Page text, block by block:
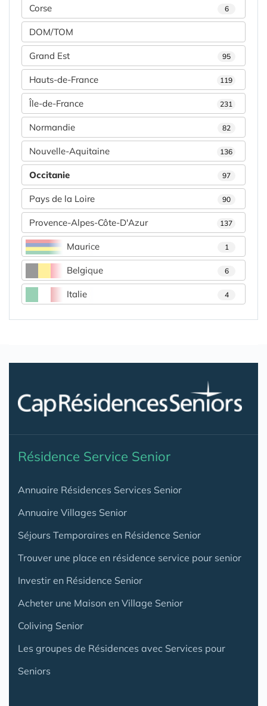
Corse 6
DOM/TOM
Grand Est 95
Hauts-de-France 119
Île-de-France 231
Normandie 82
Nouvelle-Aquitaine 136
Occitanie 97
Pays de la Loire 90
Provence-Alpes-Côte-D'Azur 137
Maurice 1
Belgique 6
Italie 4
Résidence Service Senior
Annuaire Résidences Services Senior
Annuaire Villages Senior
Séjours Temporaires en Résidence Senior
Trouver une place en résidence service pour senior
Investir en Résidence Senior
Acheter une Maison en Village Senior
Coliving Senior
Les groupes de Résidences avec Services pour
Seniors